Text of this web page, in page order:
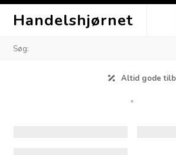
Handelshjørnet
Altid gode tilbud
»